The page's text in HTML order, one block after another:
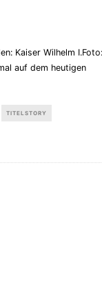
Kaiser Wilhelm I.Foto:
auf dem heutigen
TITELSTORY